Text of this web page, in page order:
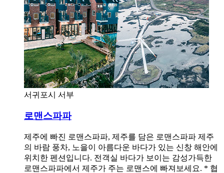
서귀포시 서부
로맨스파파
제주에 빠진 로맨스파파, 제주를 담은 로맨스파파 제주
의 바람 풍차, 노을이 아름다운 바다가 있는 신창 해안에
위치한 펜션입니다. 전객실 바다가 보이는 감성가득한
로맨스파파에서 제주가 주는 로맨스에 빠져보세요. * 협